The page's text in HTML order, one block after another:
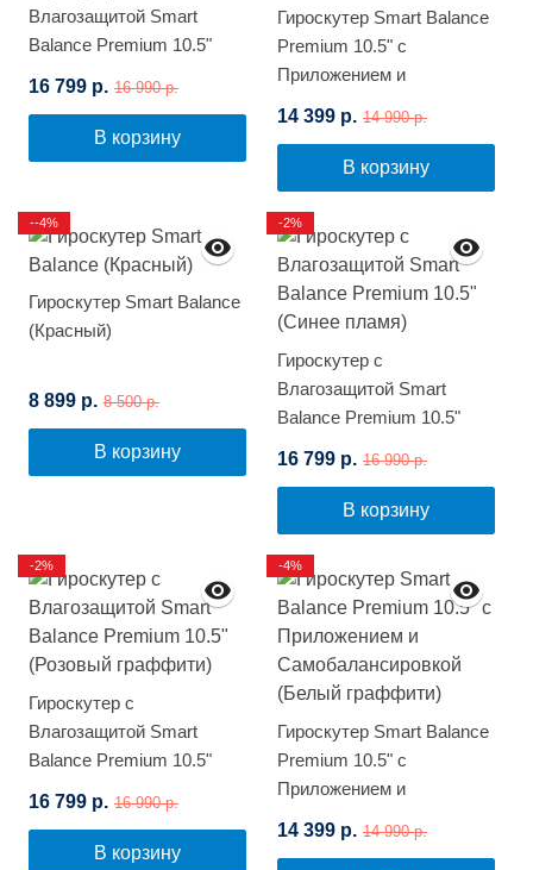
Влагозащитой Smart
Balance Premium 10.5"
16 799 р. 16 990 р.
В корзину
Гироскутер Smart Balance
Premium 10.5" с
Приложением и
(Фиолетовый космос)
14 399 р. 14 990 р.
В корзину
Гироскутер Smart Balance
(Красный)
8 899 р. 8 500 р.
В корзину
--4%
Гироскутер с
Влагозащитой Smart
Balance Premium 10.5"
16 799 р. 16 990 р.
В корзину
-2%
Гироскутер с
Влагозащитой Smart
Balance Premium 10.5"
16 799 р. 16 990 р.
В корзину
-2%
Гироскутер Smart Balance
Premium 10.5" с
Приложением и
(Белый граффити)
14 399 р. 14 990 р.
-4%